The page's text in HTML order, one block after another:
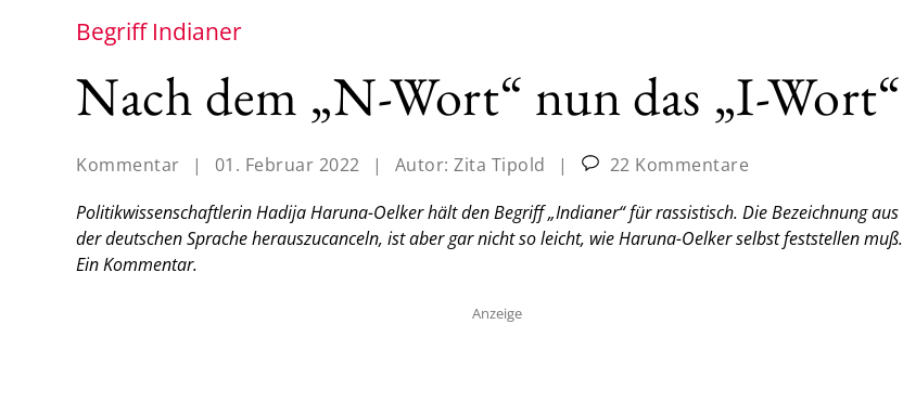
Begriff Indianer
Nach dem „N-Wort“ nun das „I-Wort“
Kommentar | 01. Februar 2022 | Autor: Zita Tipold |
22 Kommentare
Politikwissenschaftlerin Hadija Haruna-Oelker hält den Begriff „Indianer“ für rassistisch. Die Bezeichnung aus
der deutschen Sprache herauszucanceln, ist aber gar nicht so leicht, wie Haruna-Oelker selbst feststellen muß.
Ein Kommentar.
Anzeige